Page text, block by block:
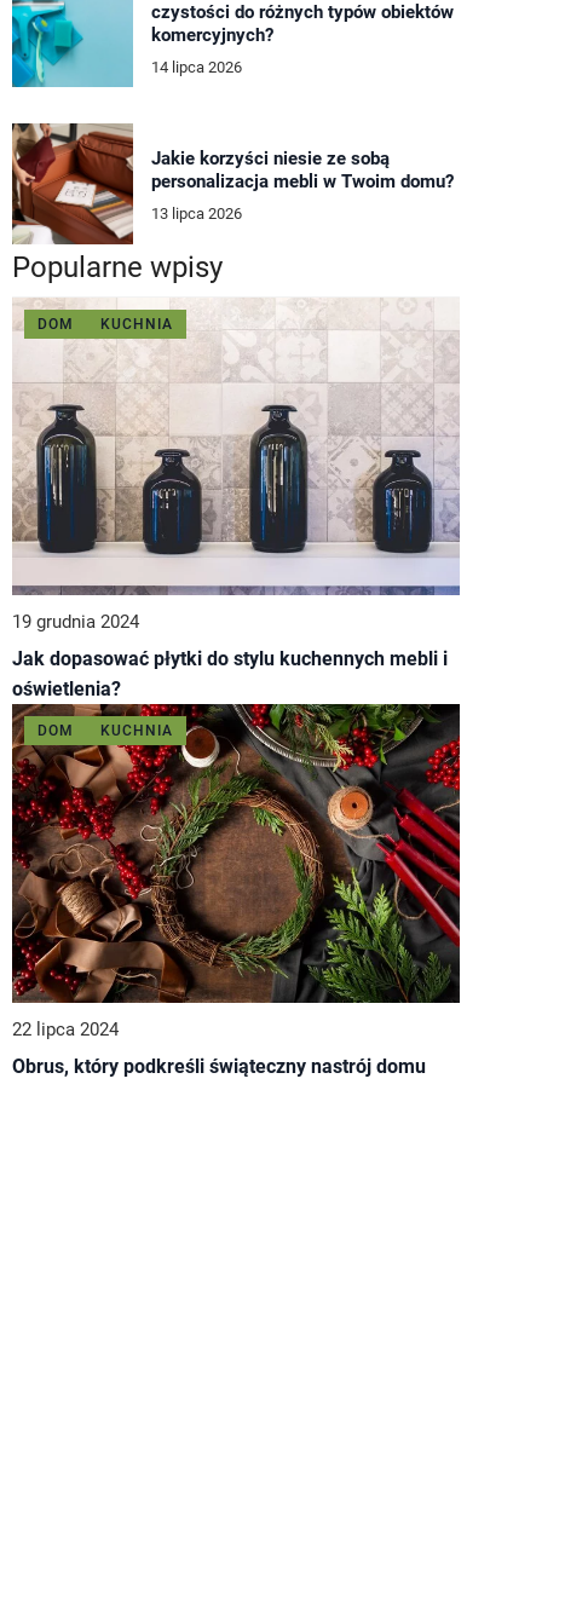
czystości do różnych typów obiektów
komercyjnych?
14 lipca 2026
Jakie korzyści niesie ze sobą
personalizacja mebli w Twoim domu?
13 lipca 2026
Popularne wpisy
DOM KUCHNIA
19 grudnia 2024
Jak dopasować płytki do stylu kuchennych mebli i
oświetlenia?
DOM KUCHNIA
22 lipca 2024
Obrus, który podkreśli świąteczny nastrój domu